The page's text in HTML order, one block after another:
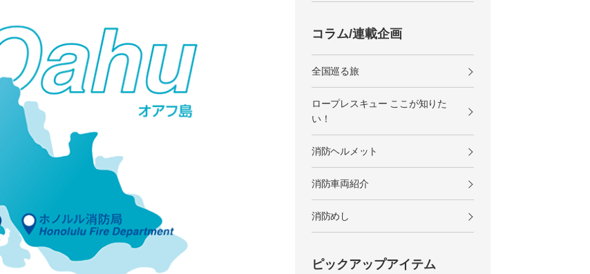
コラム/連載企画
全国巡る旅
ロープレスキュー ここが知りた
い！
消防ヘルメット
消防車両紹介
消防めし
ピックアップアイテム